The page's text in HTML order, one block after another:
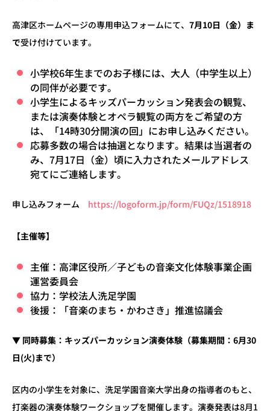
高津区ホームページの専用申込フォームにて、 7月10日（金）ま
で受け付けています。
小学校6年生までのお子様には、大人（中学生以上）
の同伴が必要です。
小学生によるキッズパーカッション発表会の観覧、
または演奏体験とオペラ観覧の両方をご希望の方
は、「14時30分開演の回」にお申し込みください。
応募多数の場合は抽選となります。結果は当選者の
み、 7月17日（金）頃に入力されたメールアドレス
宛てにご連絡します。
申し込みフォーム https://logoform.jp/form/FUQz/1518918
【主催等】
主催：高津区役所／子どもの音楽文化体験事業企画
運営委員会
協力：学校法人洗足学園
後援：「音楽のまち・かわさき」推進協議会
▼ 同時募集：キッズパーカッション演奏体験（募集期間： 6月30
日(火)まで）
区内の小学生を対象に、洗足学園音楽大学出身の指導者のもと、
打楽器の演奏体験ワークショップを開催します。演奏発表は8月1